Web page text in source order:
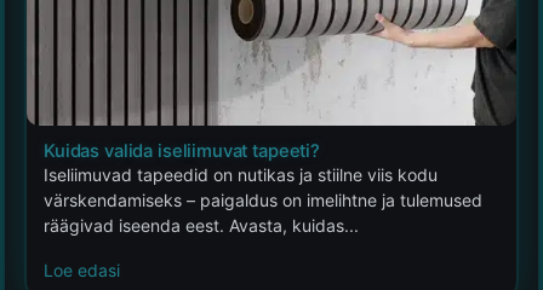
Kuidas valida iseliimuvat tapeeti?
Iseliimuvad tapeedid on nutikas ja stiilne viis kodu
värskendamiseks – paigaldus on imelihtne ja tulemused
räägivad iseenda eest. Avasta, kuidas...
Loe edasi